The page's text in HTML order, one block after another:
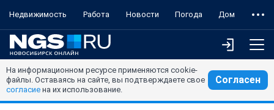
Недвижимость Работа Новости Погода Дом
На информационном ресурсе применяются cookie-
файлы. Оставаясь на сайте, вы подтверждаете свое
согласие на их использование.
Согласен